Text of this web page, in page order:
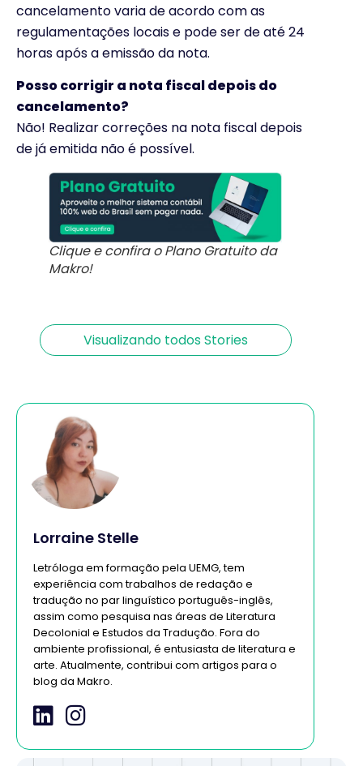
cancelamento varia de acordo com as
regulamentações locais e pode ser de até 24
horas após a emissão da nota.
Posso corrigir a nota fiscal depois do
cancelamento?
Não! Realizar correções na nota fiscal depois
de já emitida não é possível.
Clique e confira o Plano Gratuito da
Makro!
Carta de
Correção de NF:
Erros na Nota
Meu INSS Vale+:
descubra as
Visualizando todos Stories
Lorraine Stelle
Letróloga em formação pela UEMG, tem
experiência com trabalhos de redação e
tradução no par linguístico português-inglês,
assim como pesquisa nas áreas de Literatura
Decolonial e Estudos da Tradução. Fora do
ambiente profissional, é entusiasta de literatura e
arte. Atualmente, contribui com artigos para o
blog da Makro.